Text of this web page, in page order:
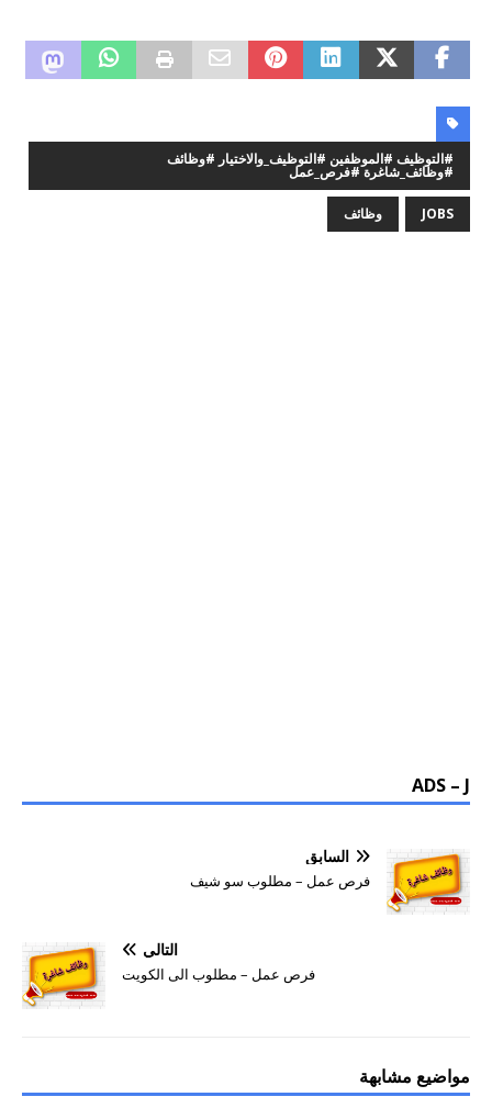
#التوظيف #الموظفين #التوظيف_والاختيار #وظائف
#وظائف_شاغرة #فرص_عمل
JOBS وظائف
ADS – J
السابق
فرص عمل – مطلوب سو شيف
التالي
فرص عمل – مطلوب الى الكويت
مواضيع مشابهة